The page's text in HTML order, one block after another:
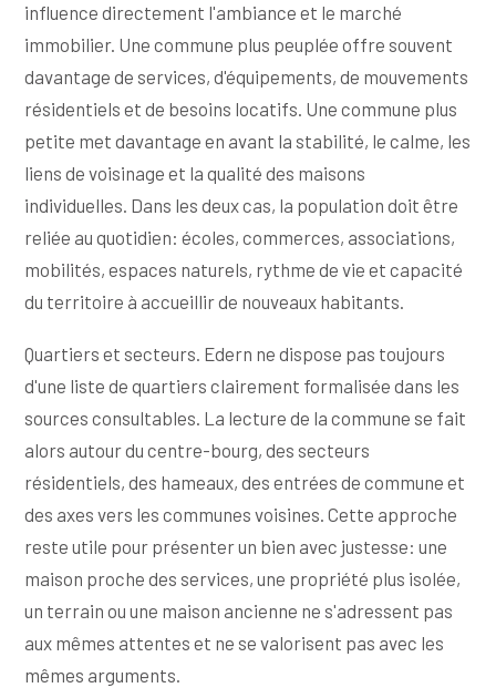
influence directement l'ambiance et le marché
immobilier. Une commune plus peuplée offre souvent
davantage de services, d'équipements, de mouvements
résidentiels et de besoins locatifs. Une commune plus
petite met davantage en avant la stabilité, le calme, les
liens de voisinage et la qualité des maisons
individuelles. Dans les deux cas, la population doit être
reliée au quotidien: écoles, commerces, associations,
mobilités, espaces naturels, rythme de vie et capacité
du territoire à accueillir de nouveaux habitants.
Quartiers et secteurs. Edern ne dispose pas toujours
d'une liste de quartiers clairement formalisée dans les
sources consultables. La lecture de la commune se fait
alors autour du centre-bourg, des secteurs
résidentiels, des hameaux, des entrées de commune et
des axes vers les communes voisines. Cette approche
reste utile pour présenter un bien avec justesse: une
maison proche des services, une propriété plus isolée,
un terrain ou une maison ancienne ne s'adressent pas
aux mêmes attentes et ne se valorisent pas avec les
mêmes arguments.